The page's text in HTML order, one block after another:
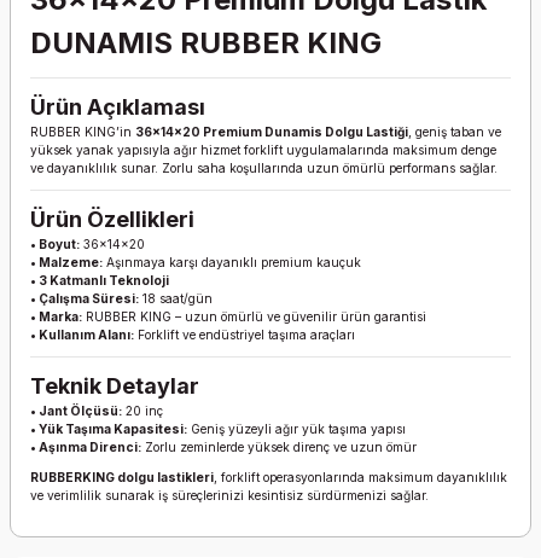
DUNAMIS RUBBER KING
Ürün Açıklaması
RUBBER KING’in 36x14x20 Premium Dunamis Dolgu Lastiği , geniş taban ve
yüksek yanak yapısıyla ağır hizmet forklift uygulamalarında maksimum denge
ve dayanıklılık sunar. Zorlu saha koşullarında uzun ömürlü performans sağlar.
Ürün Özellikleri
• Boyut: 36x14x20
• Malzeme: Aşınmaya karşı dayanıklı premium kauçuk
• 3 Katmanlı Teknoloji
• Çalışma Süresi: 18 saat/gün
• Marka: RUBBER KING – uzun ömürlü ve güvenilir ürün garantisi
• Kullanım Alanı: Forklift ve endüstriyel taşıma araçları
Teknik Detaylar
• Jant Ölçüsü: 20 inç
• Yük Taşıma Kapasitesi: Geniş yüzeyli ağır yük taşıma yapısı
• Aşınma Direnci: Zorlu zeminlerde yüksek direnç ve uzun ömür
RUBBERKING dolgu lastikleri , forklift operasyonlarında maksimum dayanıklılık
ve verimlilik sunarak iş süreçlerinizi kesintisiz sürdürmenizi sağlar.